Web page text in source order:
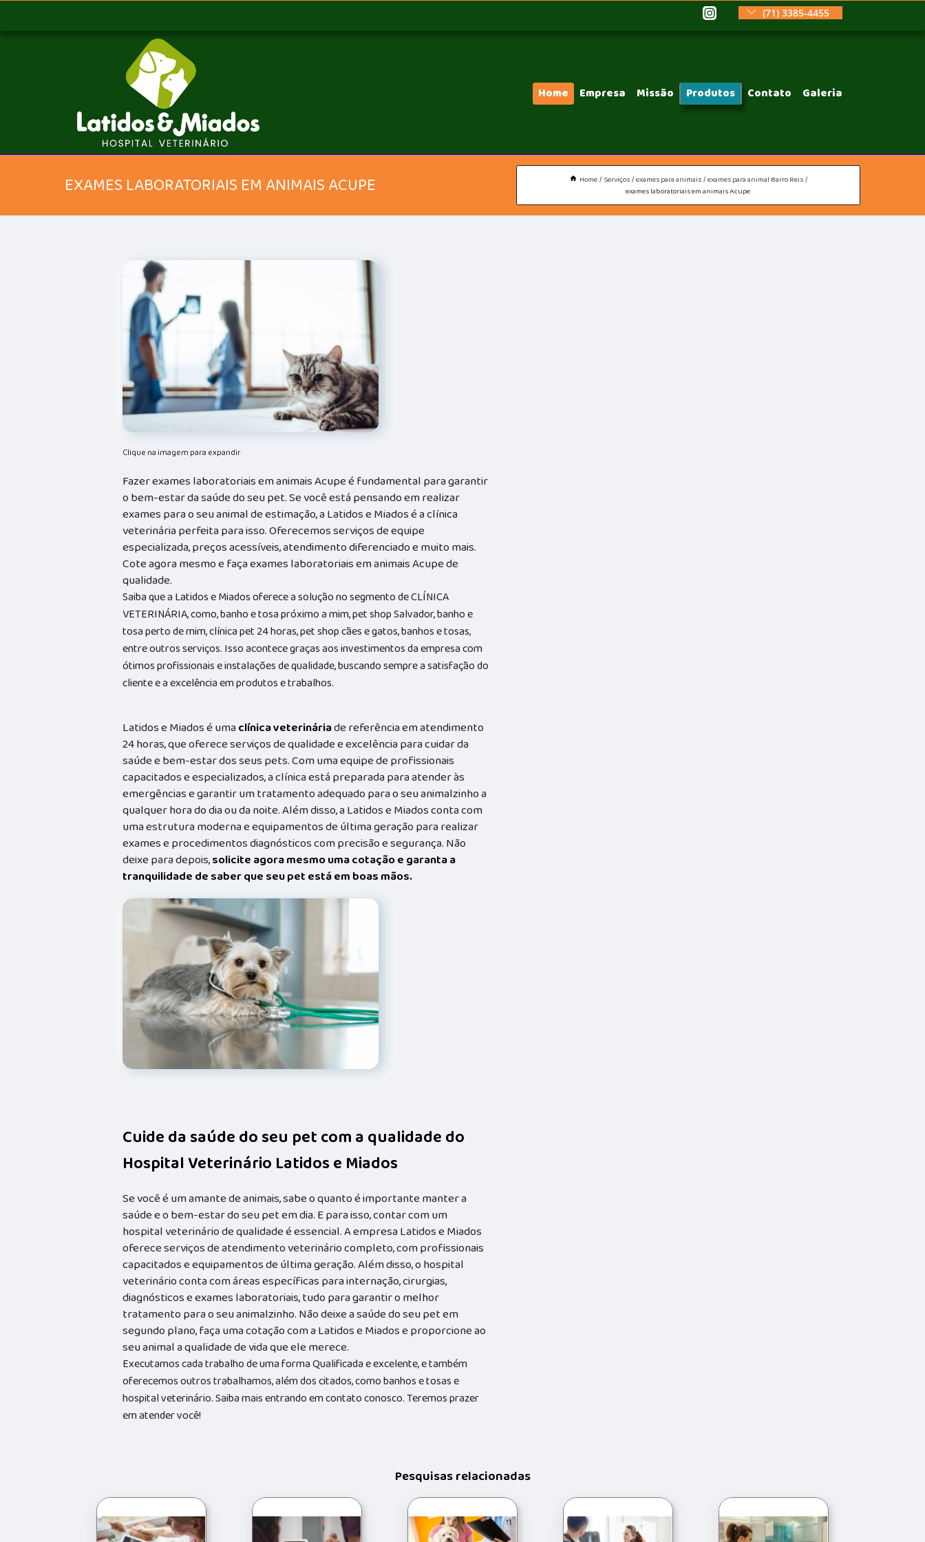
(71) 3385-4455
Home Empresa Missão Produtos Contato Galeria
EXAMES LABORATORIAIS EM ANIMAIS ACUPE Home Serviços exames para animais exames para animal Barro Reis
exames laboratoriais em animais Acupe
Clique na imagem para expandir
Fazer exames laboratoriais em animais Acupe é fundamental para garantir
o bem-estar da saúde do seu pet. Se você está pensando em realizar
exames para o seu animal de estimação, a Latidos e Miados é a clínica
veterinária perfeita para isso. Oferecemos serviços de equipe
especializada, preços acessíveis, atendimento diferenciado e muito mais.
Cote agora mesmo e faça exames laboratoriais em animais Acupe de
qualidade.
Saiba que a Latidos e Miados oferece a solução no segmento de CLÍNICA
VETERINÁRIA, como, banho e tosa próximo a mim, pet shop Salvador, banho e
tosa perto de mim, clínica pet 24 horas, pet shop cães e gatos, banhos e tosas,
entre outros serviços. Isso acontece graças aos investimentos da empresa com
ótimos profissionais e instalações de qualidade, buscando sempre a satisfação do
cliente e a excelência em produtos e trabalhos.
Latidos e Miados é umaclínica veterináriade referência em atendimento
24 horas, que oferece serviços de qualidade e excelência para cuidar da
saúde e bem-estar dos seus pets. Com uma equipe de profissionais
capacitados e especializados, a clínica está preparada para atender às
emergências e garantir um tratamento adequado para o seu animalzinho a
qualquer hora do dia ou da noite. Além disso, a Latidos e Miados conta com
uma estrutura moderna e equipamentos de última geração para realizar
exames e procedimentos diagnósticos com precisão e segurança. Não
deixe para depois,solicite agora mesmo uma cotação e garanta a
tranquilidade de saber que seu pet está em boas mãos.
Cuide da saúde do seu pet com a qualidade do
Hospital Veterinário Latidos e Miados
Se você é um amante de animais, sabe o quanto é importante manter a
saúde e o bem-estar do seu pet em dia. E para isso, contar com um
hospital veterinário de qualidade é essencial. A empresa Latidos e Miados
oferece serviços de atendimento veterinário completo, com profissionais
capacitados e equipamentos de última geração. Além disso, o hospital
veterinário conta com áreas específicas para internação, cirurgias,
diagnósticos e exames laboratoriais, tudo para garantir o melhor
tratamento para o seu animalzinho. Não deixe a saúde do seu pet em
segundo plano, faça uma cotação com a Latidos e Miados e proporcione ao
seu animal a qualidade de vida que ele merece.
Executamos cada trabalho de uma forma Qualificada e excelente, e também
oferecemos outros trabalhamos, além dos citados, como banhos e tosas e
hospital veterinário. Saiba mais entrando em contato conosco. Teremos prazer
em atender você!
Pesquisas relacionadas